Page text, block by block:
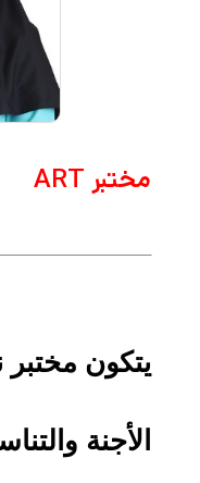
مختبر ART
يتكون
الأجنة